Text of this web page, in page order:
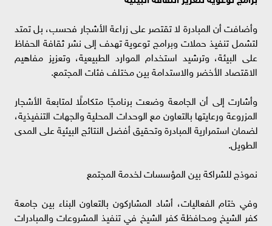
وأضافت أن المبادرة لا تقتصر على زراعة الأشجار فحسب، بل تمتد
لتشمل تنفيذ حملات وبرامج توعوية تهدف إلى نشر ثقافة الحفاظ
على البيئة، وترشيد استخدام الموارد الطبيعية، وتعزيز مفاهيم
الاقتصاد الأخضر والاستدامة بين مختلف فئات المجتمع.
وأشارت إلى أن الجامعة وضعت برنامجًا متكاملًا لمتابعة الأشجار
المزروعة ورعايتها بالتعاون مع الوحدات المحلية والجهات التنفيذية،
لضمان استمرارية المبادرة وتحقيق أفضل النتائج البيئية على المدى
الطويل.
نموذج للشراكة بين المؤسسات لخدمة المجتمع
وفي ختام الفعاليات، أشاد المشاركون بالتعاون البناء بين جامعة
كفر الشيخ ومحافظة كفر الشيخ في تنفيذ المشروعات والمبادرات